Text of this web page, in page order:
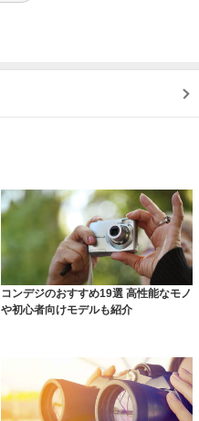
コンデジのおすすめ19選 高性能なモノ
や初心者向けモデルも紹介